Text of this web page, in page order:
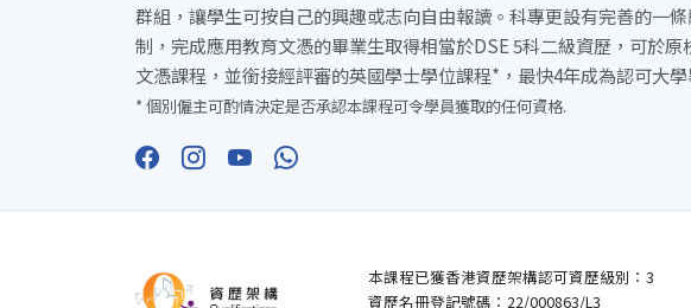
群組，讓學生可按自己的興趣或志向自由報讀。科專更設有完善的一
制，完成應用教育文憑的畢業生取得相當於DSE 5科二級資歷，可於原
文憑課程，並銜接經評審的英國學士學位課程*，最快4年成為認可大學
* 個別僱主可酌情決定是否承認本課程可令學員獲取的任何資格.
本課程已獲香港資歷架構認可資歷級別：3
資歷名冊登記號碼：22/000863/L3